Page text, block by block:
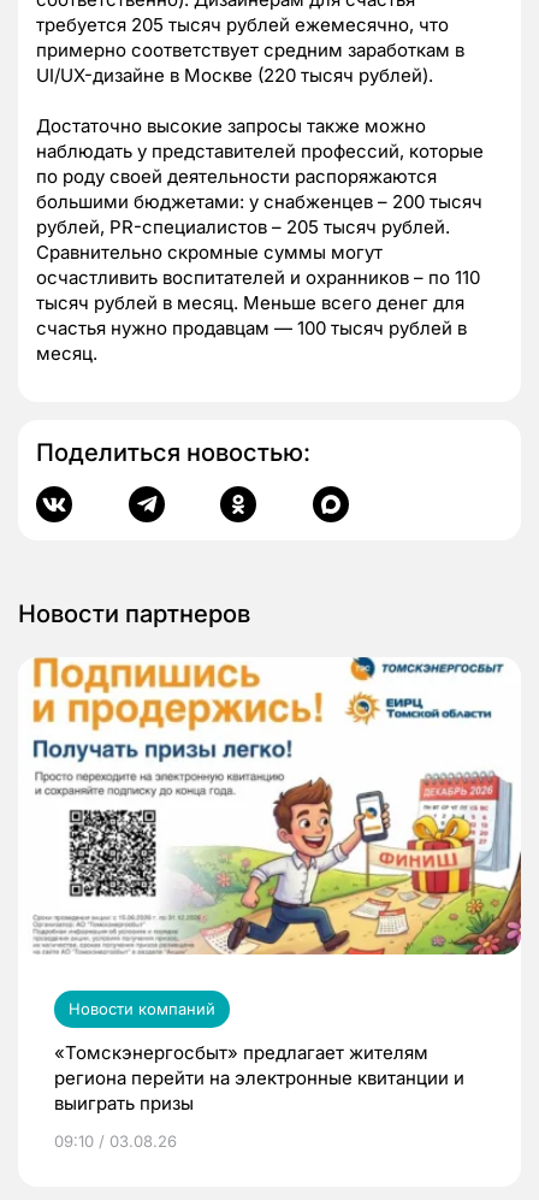
требуется 205 тысяч рублей ежемесячно, что
примерно соответствует средним заработкам в
UI/UX-дизайне в Москве (220 тысяч рублей).
Достаточно высокие запросы также можно
наблюдать у представителей профессий, которые
по роду своей деятельности распоряжаются
большими бюджетами: у снабженцев – 200 тысяч
рублей, PR-специалистов – 205 тысяч рублей.
Сравнительно скромные суммы могут
осчастливить воспитателей и охранников – по 110
тысяч рублей в месяц. Меньше всего денег для
счастья нужно продавцам — 100 тысяч рублей в
месяц.
Поделиться новостью:
Новости партнеров
Новости компаний
«Томскэнергосбыт» предлагает жителям
региона перейти на электронные квитанции и
выиграть призы
09:10 / 03.08.26